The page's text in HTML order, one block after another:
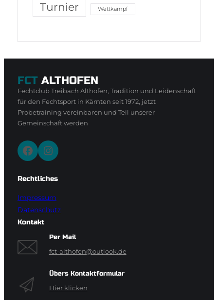
Turnier Wettkampf
FCT ALTHOFEN
Fechtclub Treibach Althofen, Tradition und Leidenschaft
für den Fechtsport in Kärnten seit 1972, jetzt
Probetraining vereinbaren und Teil unserer
Gemeinschaft werden
Facebook Instagram
Rechtliches
Impressum
Datenschutz
Kontakt
Per Mail
fct-althofen@outlook.de
Übers Kontaktformular
Hier klicken